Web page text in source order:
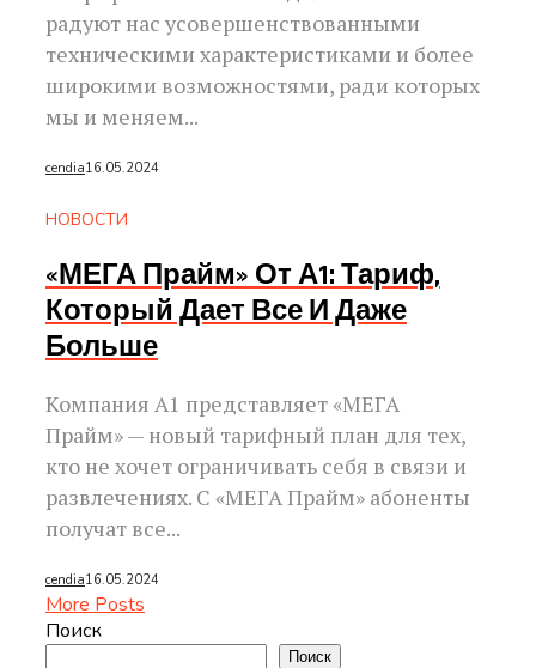
радуют нас усовершенствованными
техническими характеристиками и более
широкими возможностями, ради которых
мы и меняем...
cendia16.05.2024
НОВОСТИ
«МЕГА Прайм» От А1: Тариф,
Который Дает Все И Даже
Больше
Компания А1 представляет «МЕГА
Прайм» — новый тарифный план для тех,
кто не хочет ограничивать себя в связи и
развлечениях. С «МЕГА Прайм» абоненты
получат все...
cendia16.05.2024
More Posts
Поиск
Поиск